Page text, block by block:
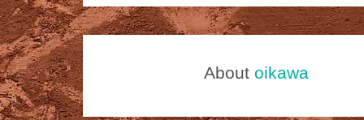
About oikawa